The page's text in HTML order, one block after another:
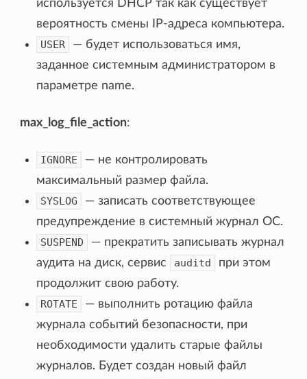
используется DHCP так как существует
вероятность смены IP-адреса компьютера.
USER
— будет использоваться имя,
заданное системным администратором в
параметре name.
max_log_file_action:
IGNORE
— не контролировать
максимальный размер файла.
SYSLOG
— записать соответствующее
предупреждение в системный журнал ОС.
SUSPEND
— прекратить записывать журнал
аудита на диск, сервис
auditd
при этом
продолжит свою работу.
ROTATE
— выполнить ротацию файла
журнала событий безопасности, при
необходимости удалить старые файлы
журналов. Будет создан новый файл